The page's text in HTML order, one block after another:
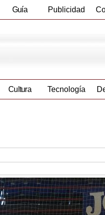
Guía Publicidad
Cultura Tecnología